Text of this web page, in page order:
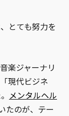
とても努力を
楽ジャーナリ
現代ビジネ
メンタルヘル
たのが、テー